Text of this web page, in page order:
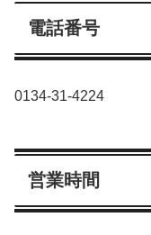
電話番号
0134-31-4224
営業時間